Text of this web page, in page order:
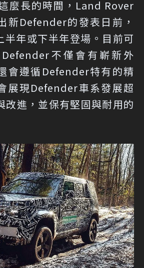
麼長的時間，Land Rover
新Defender的發表日前，
半年或下半年登場。目前可
不僅會有嶄新外
會遵循Defender特有的精
展現Defender車系發展超
改進，並保有堅固與耐用的